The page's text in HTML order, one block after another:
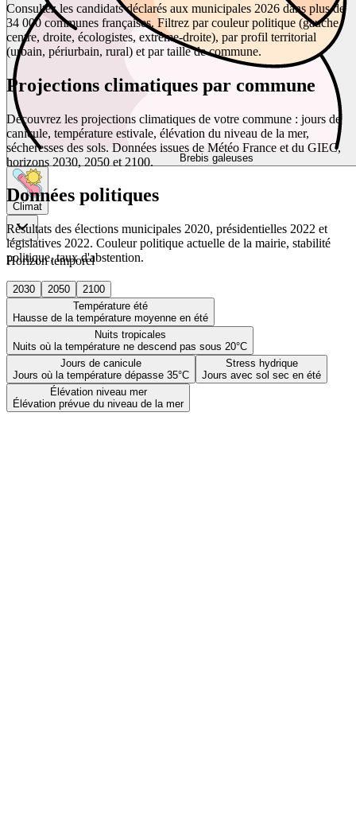
Brebis galeuses
Climat
Horizon temporel
2030 2050
2100
Température été
Hausse de la température moyenne en été
Nuits tropicales
Nuits où la température ne descend pas sous 20°C
Jours de canicule
Jours où la température dépasse 35°C
Stress hydrique
Jours avec sol sec en été
Élévation niveau mer
Élévation prévue du niveau de la mer
Consultez les candidats déclarés aux municipales 2026 dans plus de
34 000 communes françaises. Filtrez par couleur politique (gauche,
centre, droite, écologistes, extrême-droite), par profil territorial
(urbain, périurbain, rural) et par taille de commune.
Projections climatiques par commune
Découvrez les projections climatiques de votre commune : jours de
canicule, température estivale, élévation du niveau de la mer,
sécheresses des sols. Données issues de Météo France et du GIEC,
horizons 2030, 2050 et 2100.
Données politiques
Résultats des élections municipales 2020, présidentielles 2022 et
législatives 2022. Couleur politique actuelle de la mairie, stabilité
politique, taux d'abstention.